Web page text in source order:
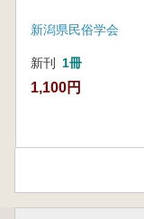
新潟県民俗学会
新刊 1冊
1,100円